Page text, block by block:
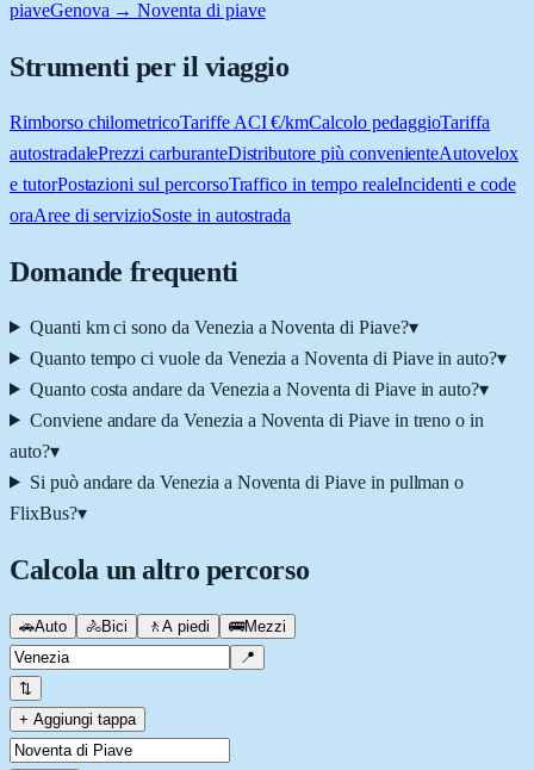
piaveGenova → Noventa di piave
Strumenti per il viaggio
Rimborso chilometricoTariffe ACI €/kmCalcolo pedaggioTariffa
autostradalePrezzi carburanteDistributore più convenienteAutovelox
e tutorPostazioni sul percorsoTraffico in tempo realeIncidenti e code
oraAree di servizioSoste in autostrada
Domande frequenti
Quanti km ci sono da Venezia a Noventa di Piave?▾
Quanto tempo ci vuole da Venezia a Noventa di Piave in auto?▾
Quanto costa andare da Venezia a Noventa di Piave in auto?▾
Conviene andare da Venezia a Noventa di Piave in treno o in
auto?▾
Si può andare da Venezia a Noventa di Piave in pullman o
FlixBus?▾
Calcola un altro percorso
🚗Auto 🚴Bici 🚶 A piedi 🚌Mezzi
📍
⇅
+ Aggiungi tappa